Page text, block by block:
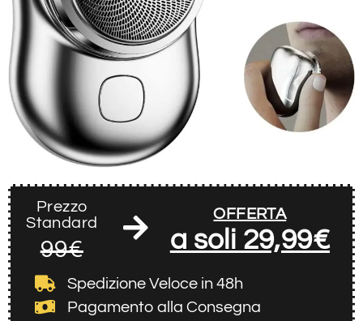
Prezzo
Standard
99€
OFFERTA
a soli 29,99€
Spedizione Veloce in 48h
Pagamento alla Consegna